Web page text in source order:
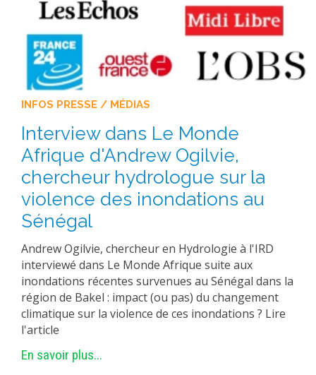
INFOS PRESSE / MÉDIAS
Interview dans Le Monde
Afrique d'Andrew Ogilvie,
chercheur hydrologue sur la
violence des inondations au
Sénégal
Andrew Ogilvie, chercheur en Hydrologie à l'IRD
interviewé dans Le Monde Afrique suite aux
inondations récentes survenues au Sénégal dans la
région de Bakel : impact (ou pas) du changement
climatique sur la violence de ces inondations ? Lire
l'article
En savoir plus...